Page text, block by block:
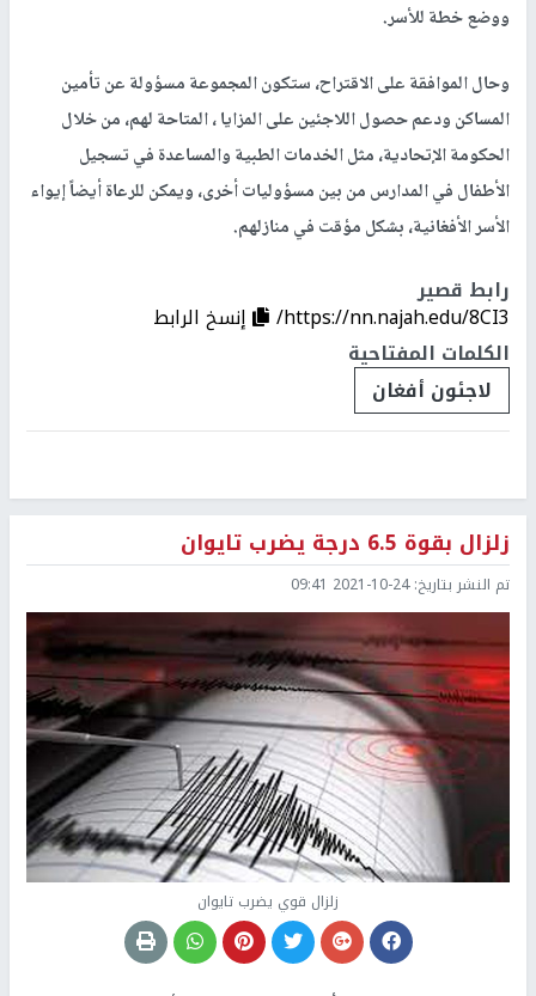
ووضع خطة للأسر.
وحال الموافقة على الاقتراح، ستكون المجموعة مسؤولة عن تأمين
المساكن ودعم حصول اللاجئين على المزايا ، المتاحة لهم، من خلال
الحكومة الإتحادية، مثل الخدمات الطبية والمساعدة في تسجيل
الأطفال في المدارس من بين مسؤوليات أخرى، ويمكن للرعاة أيضاً إيواء
الأسر الأفغانية، بشكل مؤقت في منازلهم.
رابط قصير
https://nn.najah.edu/8CI3/
إنسخ الرابط
الكلمات المفتاحية
لاجئون أفغان
زلزال بقوة 6.5 درجة يضرب تايوان
تم النشر بتاريخ:2021-10-24 09:41
زلزال قوي يضرب تايوان